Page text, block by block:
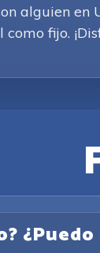
alguien
fijo.